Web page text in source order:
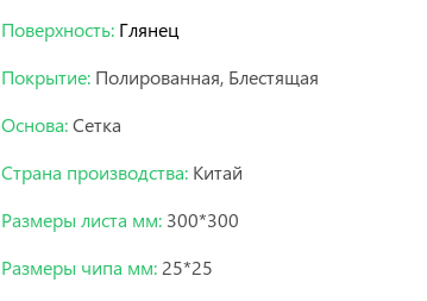
Поверхность: Глянец
Покрытие: Полированная, Блестящая
Основа:Сетка
Страна производства: Китай
Размеры листа мм: 300*300
Размеры чипа мм: 25*25